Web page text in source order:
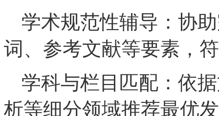
学术规范性辅导：协
词、参考文献等要素，
学科与栏目匹配：依
析等细分领域推荐最优